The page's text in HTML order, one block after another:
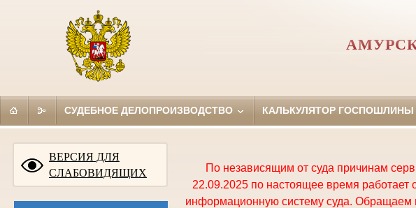
СУДЕБНОЕ ДЕЛОПРОИЗВОДСТВО КАЛЬКУЛЯТОР ГОСПОШЛИНЫ
ВЕРСИЯ ДЛЯ
СЛАБОВИДЯЩИХ
По независящим от суда причинам
22.09.2025 по настоящее время
информационную систему суда. Обращаем